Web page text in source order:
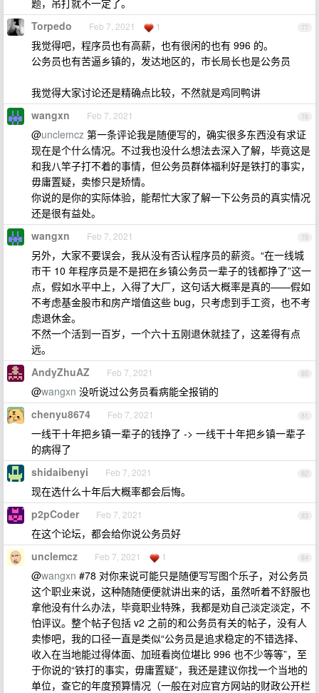
题，吊打就不一定了。
77
Torpedo Feb 7, 2021 1
我觉得吧，程序员也有高薪，也有很闲的也有 996 的。
公务员也有苦逼乡镇的，发达地区的，市长局长也是公务员
我觉得大家讨论还是精确点比较，不然就是鸡同鸭讲
78
wangxn Feb 7, 2021
@unclemcz 第一条评论我是随便写的，确实很多东西没有求证
现在是个什么情况。不过我也没什么想法去深入了解，毕竟这是
和我八竿子打不着的事情，但公务员群体福利好是铁打的事实，
毋庸置疑，卖惨只是矫情。
你说的是你的实际体验，能帮忙大家了解一下公务员的真实情况
还是很有益处。
79
wangxn Feb 7, 2021
另外，大家不要误会，我从没有否认程序员的薪资。“在一线城
市干 10 年程序员是不是把在乡镇公务员一辈子的钱都挣了”这一
点，假如水平中上，入得了大厂，这句话大概率是真的——假如
不考虑基金股市和房产增值这些 bug，只考虑到手工资，也不考
虑退休金。
不然一个活到一百岁，一个六十五刚退休就挂了，这差得有点
远。
80
AndyZhuAZ Feb 7, 2021
@wangxn 没听说过公务员看病能全报销的
81
chenyu8674 Feb 7, 2021
一线干十年把乡镇一辈子的钱挣了 -> 一线干十年把乡镇一辈子
的病得了
82
shidaibenyi Feb 7, 2021
现在选什么十年后大概率都会后悔。
83
p2pCoder Feb 7, 2021
在这个论坛，都会给你说公务员好
84
unclemcz Feb 7, 2021 1
@wangxn #78 对你来说可能只是随便写写图个乐子，对公务员
这个职业来说，这种随随便便就讲出来的话，虽然听着不舒服也
拿他没有什么办法，毕竟职业特殊，我都是劝自己淡定淡定，不
怕评议。整个帖子包括 v2 之前的和公务员有关的帖子，没有人
卖惨吧，我的口径一直是类似“公务员是追求稳定的不错选择、
收入在当地能过得体面、加班看岗位堪比 996 也不少等等”，至
于你说的“铁打的事实，毋庸置疑”，我还是建议你找一个当地的
单位，查它的年度预算情况（一般在对应官方网站的财政公开栏